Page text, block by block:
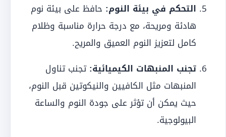
التحكم في بيئة النوم: حافظ على بيئة نوم
هادئة ومريحة، مع درجة حرارة مناسبة وظلام
كامل لتعزيز النوم العميق والمريح.
تجنب المنبهات الكيميائية: تجنب تناول
المنبهات مثل الكافيين والنيكوتين قبل النوم،
حيث يمكن أن تؤثر على جودة النوم والساعة
البيولوجية.